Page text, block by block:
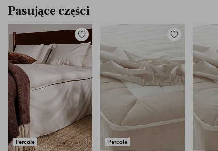
Pasujące części
Percale
Dodaj
do
ulubionych
Percale
Dodaj
ulubionych